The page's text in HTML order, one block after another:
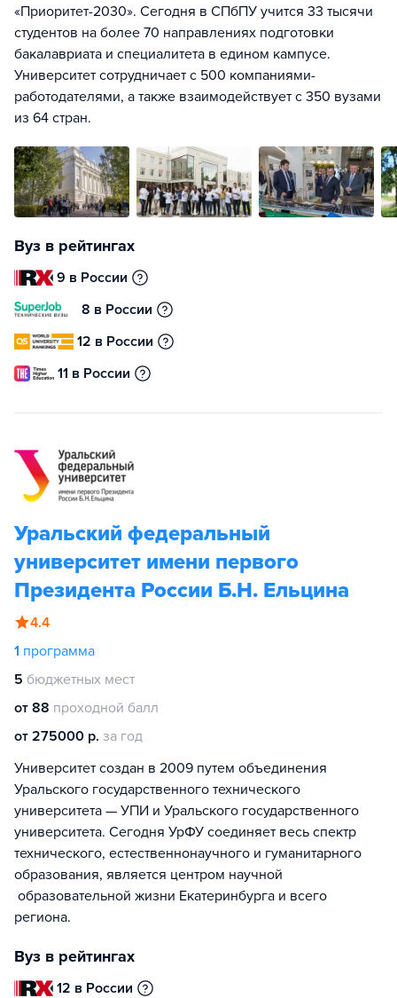
«Приоритет-2030». Сегодня в СПбПУ учится 33 тысячи
студентов на более 70 направлениях подготовки
бакалавриата и специалитета в едином кампусе.
Университет сотрудничает с 500 компаниями-
работодателями, а также взаимодействует с 350 вузами
из 64 стран.
Вуз в рейтингах
9 в России
8 в России
12 в России
11 в России
Уральский федеральный
университет имени первого
Президента России Б.Н. Ельцина
4.4
1 программа
5 бюджетных мест
от 88 проходной балл
от 275000 р. за год
Университет создан в 2009 путем объединения
Уральского государственного технического
университета — УПИ и Уральского государственного
университета. Сегодня УрФУ соединяет весь спектр
технического, естественнонаучного и гуманитарного
образования, является центром научной
образовательной жизни Екатеринбурга и всего
региона.
Вуз в рейтингах
12 в России